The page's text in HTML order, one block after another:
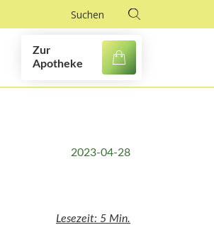
Zur
Apotheke
2023-04-28
Lesezeit: 5 Min.